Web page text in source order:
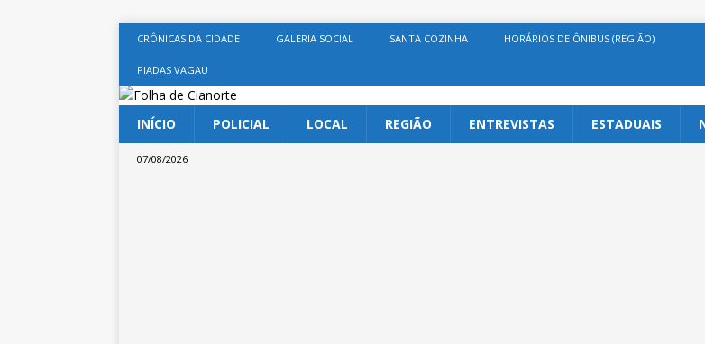
CRÔNICAS DA CIDADE GALERIA SOCIAL SANTA COZINHA HORÁRIOS DE ÔNIBUS (REGIÃO)
PIADAS VAGAU
INÍCIO POLICIAL LOCAL REGIÃO ENTREVISTAS ESTADUAIS
07/08/2026